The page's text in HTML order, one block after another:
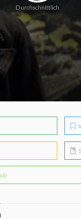
Durchschnittlich